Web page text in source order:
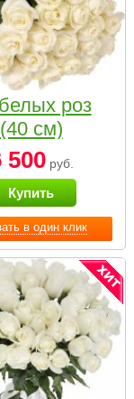
в один клик
роз
(40 см)
500руб.
Купить